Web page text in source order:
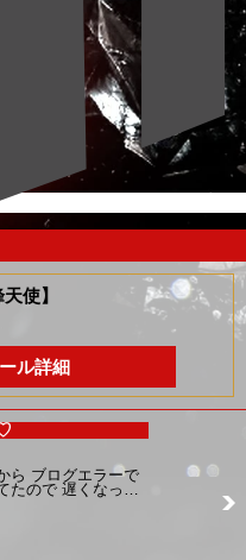
使】
ル詳細
ら ブログエラーで
たので 遅くなっ…